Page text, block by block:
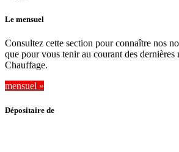
Le mensuel
Consultez cette section pour connaître nos
que pour vous tenir au courant des
Chauffage.
mensuel »
Dépositaire de